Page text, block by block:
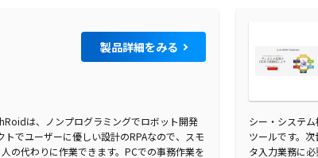
化のためにRPA（ロボティック・プロセス・オートメ
が進まない中で、RPAを活用することで、自社の力
の取り組みが成功し、社内での成果をアピールした
製品詳細をみる
は、ノンプログラミングでロボット開発
でユーザーに優しい設計のRPAなので、スモ
の代わりに作業できます。PCでの事務作業を
シー・システ
ツールです。
タ入力業務に必